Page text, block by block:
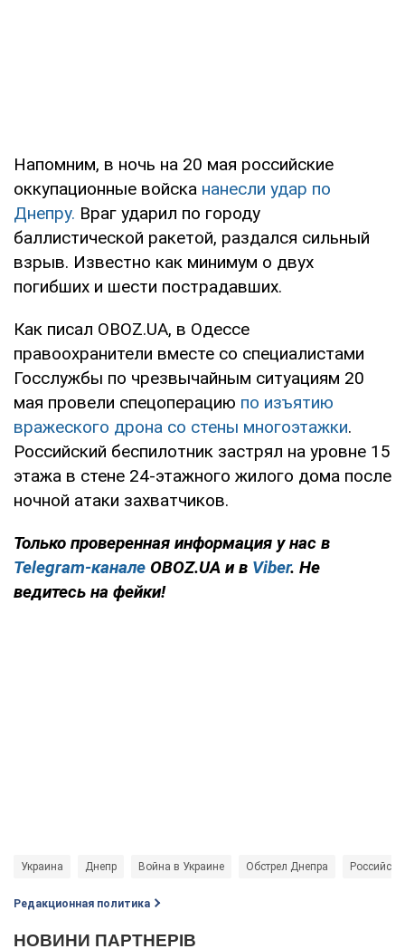
Напомним, в ночь на 20 мая российские
оккупационные войска нанесли удар по
Днепру. Враг ударил по городу
баллистической ракетой, раздался сильный
взрыв. Известно как минимум о двух
погибших и шести пострадавших.
Как писал OBOZ.UA, в Одессе
правоохранители вместе со специалистами
Госслужбы по чрезвычайным ситуациям 20
мая провели спецоперацию по изъятию
вражеского дрона со стены многоэтажки.
Российский беспилотник застрял на уровне 15
этажа в стене 24-этажного жилого дома после
ночной атаки захватчиков.
Только проверенная информация у нас в
Telegram-канале OBOZ.UA и в Viber. Не
ведитесь на фейки!
Украина Днепр Война в Украине Обстрел Днепра
Редакционная политика